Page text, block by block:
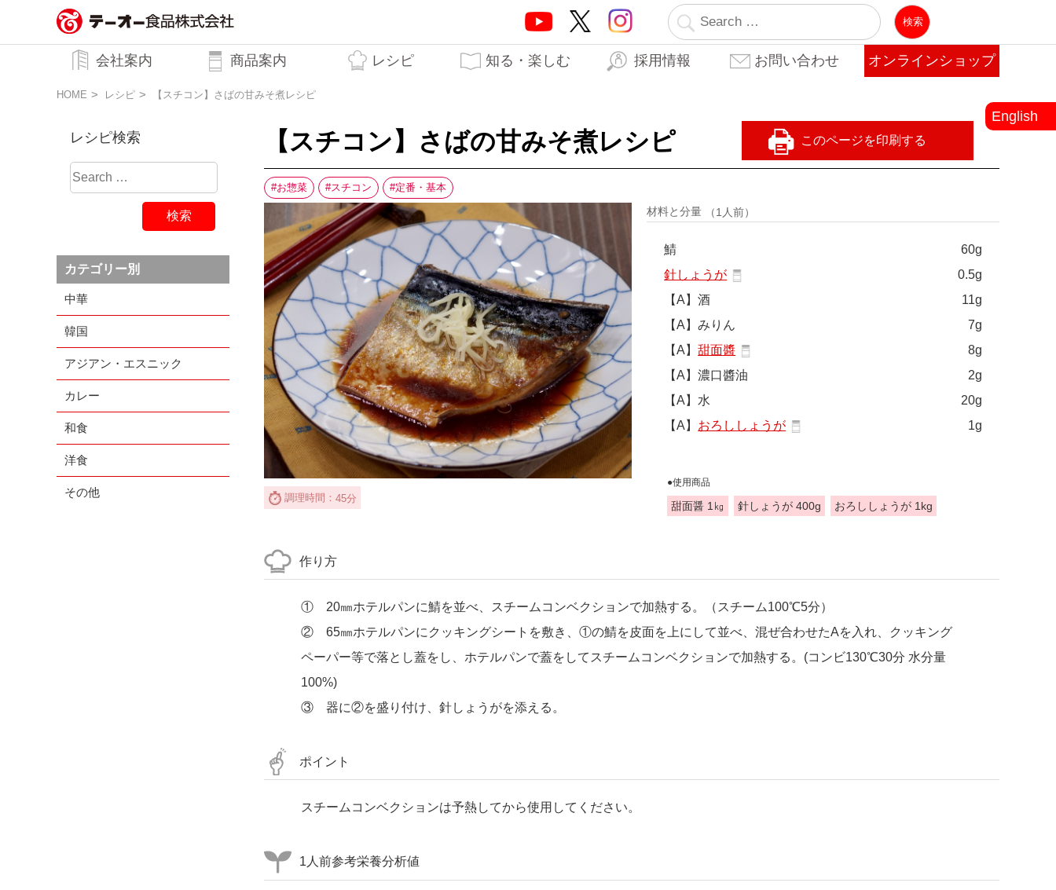
業
務用調味料・香辛料メーカーのテーオ
ー食品株式会社
会社案内 商品案内 レシピ 知る・楽しむ 採用情報 お問い合わせ オンラインショップ
English
HOME レシピ 【スチコン】さばの甘みそ煮レシピ
レシピ検索
カテゴリー別
中華
韓国
アジアン・エスニック
カレー
和食
洋食
その他
【スチコン】さばの甘みそ煮レシピ
お惣菜 スチコン 定番・基本
調理時間： 45分
材料と分量 （1人前）
鯖
60g
針しょうが
0.5g
【A】酒
11g
【A】みりん
7g
【A】甜面醬
8g
【A】濃口醬油
2g
【A】水
20g
【A】 おろししょうが 1g
●使用商品
甜面醤 1㎏ 針しょうが 400g おろししょうが 1kg
作り方
① 20㎜ホテルパンに鯖を並べ、スチームコンベクションで加熱する。（スチーム100℃5分）
② 65㎜ホテルパンにクッキングシートを敷き、①の鯖を皮面を上にして並べ、混ぜ合わせたAを入れ、クッキング
ペーパー等で落とし蓋をし、ホテルパンで蓋をしてスチームコンベクションで加熱する。(コンビ130℃30分 水分量
100%)
③ 器に②を盛り付け、針しょうがを添える。
ポイント
スチームコンベクションは予熱してから使用してください。
1人前参考栄養分析値